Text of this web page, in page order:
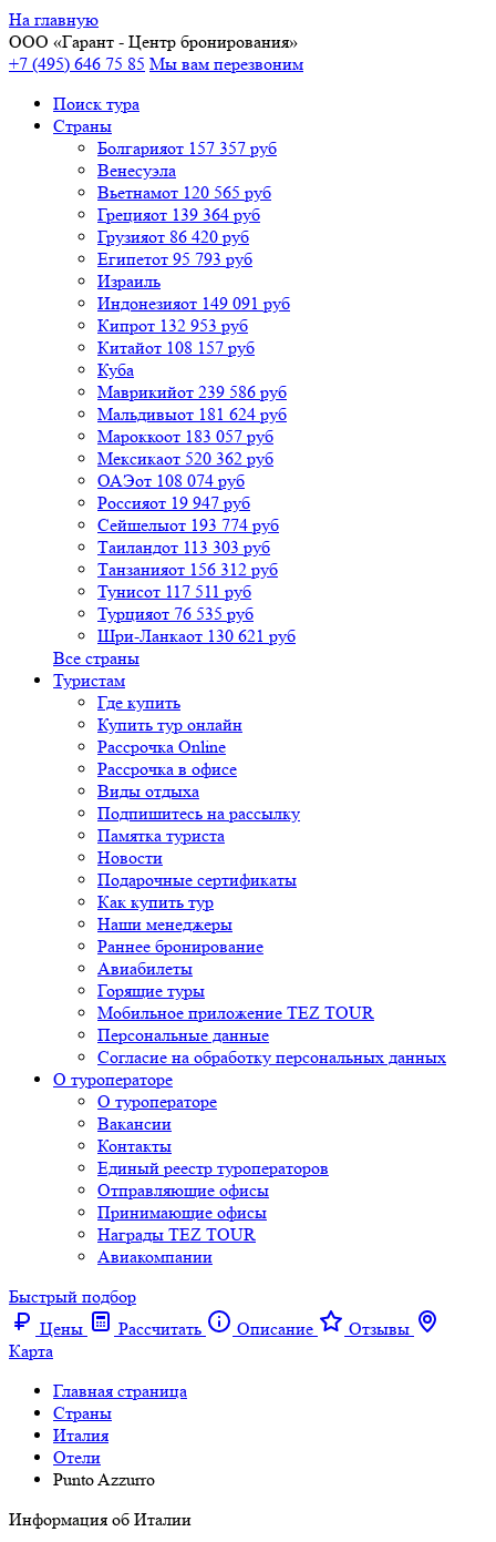
На главную
ООО «Гарант - Центр бронирования»
+7 (495) 646 75 85 Мы вам перезвоним
Поиск тура
Cтраны
Болгарияот 157 357 руб
Венесуэла
Вьетнамот 120 565 руб
Грецияот 139 364 руб
Грузияот 86 420 руб
Египетот 95 793 руб
Израиль
Индонезияот 149 091 руб
Кипрот 132 953 руб
Китайот 108 157 руб
Куба
Маврикийот 239 586 руб
Мальдивыот 181 624 руб
Мароккоот 183 057 руб
Мексикаот 520 362 руб
ОАЭот 108 074 руб
Россияот 19 947 руб
Сейшелыот 193 774 руб
Таиландот 113 303 руб
Танзанияот 156 312 руб
Тунисот 117 511 руб
Турцияот 76 535 руб
Шри-Ланкаот 130 621 руб
Все страны
Туристам
Где купить
Купить тур онлайн
Рассрочка Online
Рассрочка в офисе
Виды отдыха
Подпишитесь на рассылку
Памятка туриста
Новости
Подарочные сертификаты
Как купить тур
Наши менеджеры
Раннее бронирование
Авиабилеты
Горящие туры
Мобильное приложение TEZ TOUR
Персональные данные
Согласие на обработку персональных данных
О туроператоре
О туроператоре
Вакансии
Контакты
Единый реестр туроператоров
Отправляющие офисы
Принимающие офисы
Награды TEZ TOUR
Авиакомпании
Быстрый подбор
Цены
Рассчитать Описание
Отзывы
Карта
Главная страница
Cтраны
Италия
Отели
Punto Azzurro
Информация об Италии